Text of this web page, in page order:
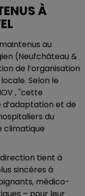
À
au
(Neufchâteau &
de l’organisation
Selon le
, "cette
et de
du
climatique
tient à
sincères à
médico-